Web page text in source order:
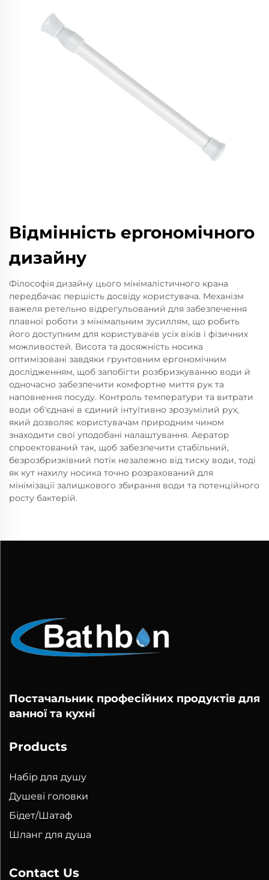
Відмінність ергономічного
дизайну
Філософія дизайну цього мінімалістичного крана
передбачає першість досвіду користувача. Механізм
важеля ретельно відрегульований для забезпечення
плавної роботи з мінімальним зусиллям, що робить
його доступним для користувачів усіх віків і фізичних
можливостей. Висота та досяжність носика
оптимізовані завдяки грунтовним ергономічним
дослідженням, щоб запобігти розбризкуванню води й
одночасно забезпечити комфортне миття рук та
наповнення посуду. Контроль температури та витрати
води об'єднані в єдиний інтуїтивно зрозумілий рух,
який дозволяє користувачам природним чином
знаходити свої уподобані налаштування. Аератор
спроектований так, щоб забезпечити стабільний,
безрозбризківний потік незалежно від тиску води, тоді
як кут нахилу носика точно розрахований для
мінімізації залишкового збирання води та потенційного
росту бактерій.
Постачальник професійних продуктів для
ванної та кухні
Products
Набір для душу
Душеві головки
Бідет/Шатаф
Шланг для душа
Contact Us